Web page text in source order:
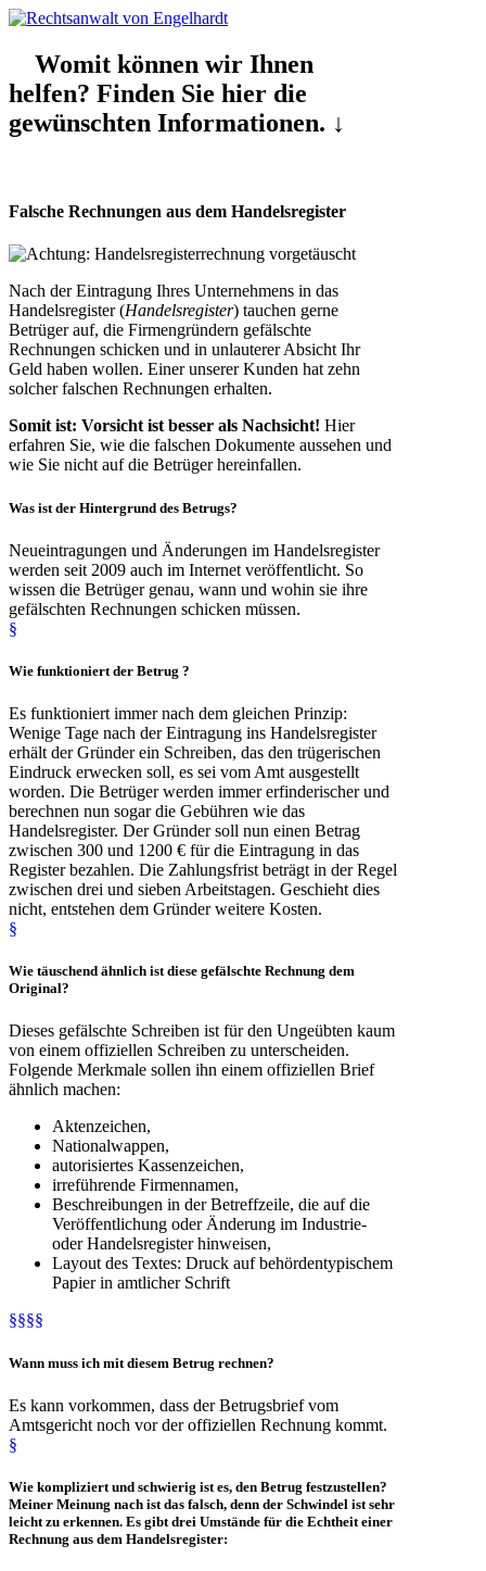
Womit können wir Ihnen
helfen? Finden Sie hier die
gewünschten Informationen. ↓
Falsche Rechnungen aus dem Handelsregister
Nach der Eintragung Ihres Unternehmens in das
Handelsregister (Handelsregister) tauchen gerne
Betrüger auf, die Firmengründern gefälschte
Rechnungen schicken und in unlauterer Absicht Ihr
Geld haben wollen. Einer unserer Kunden hat zehn
solcher falschen Rechnungen erhalten.
Somit ist: Vorsicht ist besser als Nachsicht! Hier
erfahren Sie, wie die falschen Dokumente aussehen und
wie Sie nicht auf die Betrüger hereinfallen.
Was ist der Hintergrund des Betrugs?
Neueintragungen und Änderungen im Handelsregister
werden seit 2009 auch im Internet veröffentlicht. So
wissen die Betrüger genau, wann und wohin sie ihre
gefälschten Rechnungen schicken müssen.
§
Wie funktioniert der Betrug ?
Es funktioniert immer nach dem gleichen Prinzip:
Wenige Tage nach der Eintragung ins Handelsregister
erhält der Gründer ein Schreiben, das den trügerischen
Eindruck erwecken soll, es sei vom Amt ausgestellt
worden. Die Betrüger werden immer erfinderischer und
berechnen nun sogar die Gebühren wie das
Handelsregister. Der Gründer soll nun einen Betrag
zwischen 300 und 1200 € für die Eintragung in das
Register bezahlen. Die Zahlungsfrist beträgt in der Regel
zwischen drei und sieben Arbeitstagen. Geschieht dies
nicht, entstehen dem Gründer weitere Kosten.
§
Wie täuschend ähnlich ist diese gefälschte Rechnung dem
Original?
Dieses gefälschte Schreiben ist für den Ungeübten kaum
von einem offiziellen Schreiben zu unterscheiden.
Folgende Merkmale sollen ihn einem offiziellen Brief
ähnlich machen:
Aktenzeichen,
Nationalwappen,
autorisiertes Kassenzeichen,
irreführende Firmennamen,
Beschreibungen in der Betreffzeile, die auf die
Veröffentlichung oder Änderung im Industrie-
oder Handelsregister hinweisen,
Layout des Textes: Druck auf behördentypischem
Papier in amtlicher Schrift
§§§§
Wann muss ich mit diesem Betrug rechnen?
Es kann vorkommen, dass der Betrugsbrief vom
Amtsgericht noch vor der offiziellen Rechnung kommt.
§
Wie kompliziert und schwierig ist es, den Betrug festzustellen?
Meiner Meinung nach ist das falsch, denn der Schwindel ist sehr
leicht zu erkennen. Es gibt drei Umstände für die Echtheit einer
Rechnung aus dem Handelsregister: